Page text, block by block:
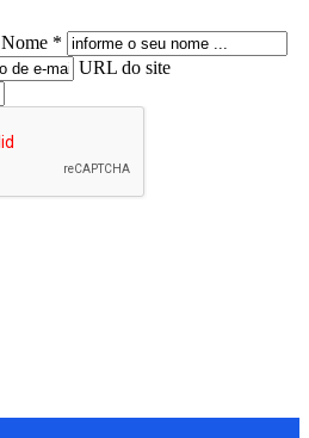
Nome *
URL do site